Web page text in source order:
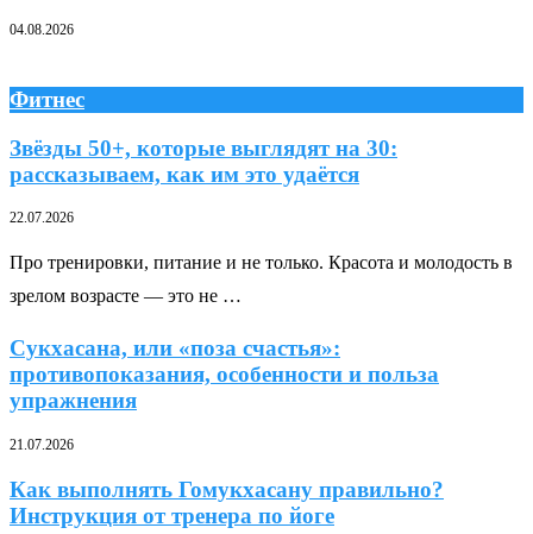
04.08.2026
Фитнес
Звёзды 50+, которые выглядят на 30:
рассказываем, как им это удаётся
22.07.2026
Про тренировки, питание и не только. Красота и молодость в
зрелом возрасте — это не …
Сукхасана, или «поза счастья»:
противопоказания, особенности и польза
упражнения
21.07.2026
Как выполнять Гомукхасану правильно?
Инструкция от тренера по йоге